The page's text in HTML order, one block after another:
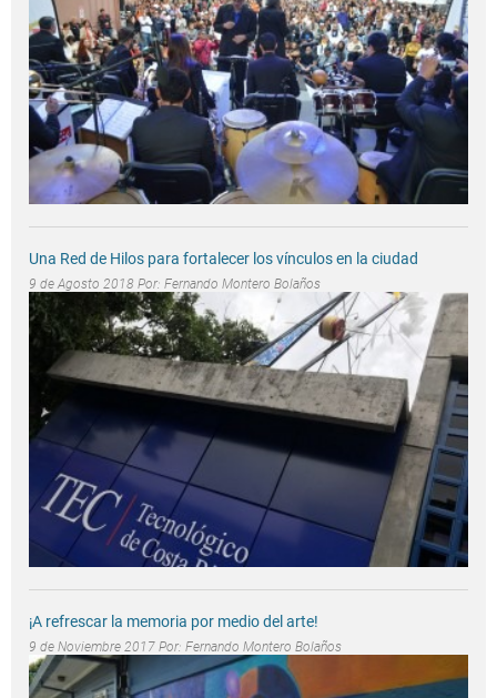
Una Red de Hilos para fortalecer los vínculos en la ciudad
9 de Agosto 2018 Por: Fernando Montero Bolaños
¡A refrescar la memoria por medio del arte!
9 de Noviembre 2017 Por: Fernando Montero Bolaños